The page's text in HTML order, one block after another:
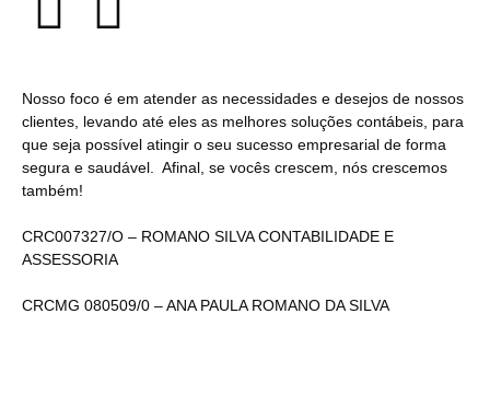
Nosso foco é em atender as necessidades e desejos de nossos
clientes, levando até eles as melhores soluções contábeis, para
que seja possível atingir o seu sucesso empresarial de forma
segura e saudável. Afinal, se vocês crescem, nós crescemos
também!
CRC007327/O – ROMANO SILVA CONTABILIDADE E
ASSESSORIA
CRCMG 080509/0 – ANA PAULA ROMANO DA SILVA